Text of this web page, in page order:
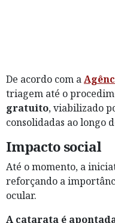
De acordo com a
triagem até o
gratuito, viabilizado
consolidadas ao longo
Impacto social
Até o momento, a
reforçando a
ocular.
A catarata é